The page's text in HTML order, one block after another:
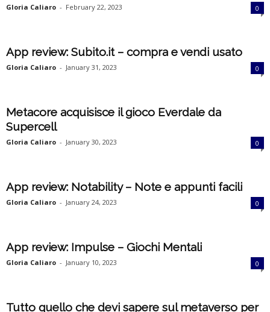
Gloria Caliaro - February 22, 2023 0
App review: Subito.it – compra e vendi usato
Gloria Caliaro - January 31, 2023 0
Metacore acquisisce il gioco Everdale da
Supercell
Gloria Caliaro - January 30, 2023 0
App review: Notability – Note e appunti facili
Gloria Caliaro - January 24, 2023 0
App review: Impulse – Giochi Mentali
Gloria Caliaro - January 10, 2023 0
Tutto quello che devi sapere sul metaverso per